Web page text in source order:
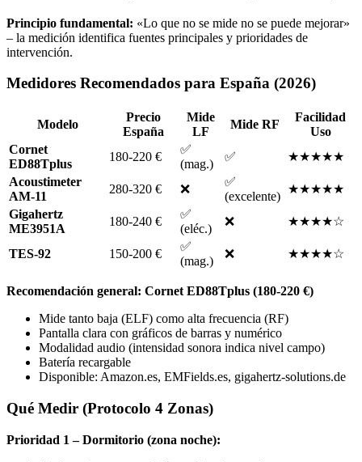
Principio fundamental: «Lo que no se mide no se puede mejorar»
– la medición identifica fuentes principales y prioridades de
intervención.
Medidores Recomendados para España (2026)
Modelo
Precio
España
Mide
LF
Mide RF
Facilidad
Uso
Cornet
ED88Tplus
180-220 €
✅
(mag.)
✅
★★★★★
Acoustimeter
AM-11
280-320 € ❌
✅
(excelente)
★★★★★
Gigahertz
ME3951A
180-240 €
✅
(eléc.)
❌ ★★★★☆
TES-92 150-200 €
✅
(mag.)
❌ ★★★★☆
Recomendación general: Cornet ED88Tplus (180-220 €)
Mide tanto baja (ELF) como alta frecuencia (RF)
Pantalla clara con gráficos de barras y numérico
Modalidad audio (intensidad sonora indica nivel campo)
Batería recargable
Disponible: Amazon.es, EMFields.es, gigahertz-solutions.de
Qué Medir (Protocolo 4 Zonas)
Prioridad 1 – Dormitorio (zona noche):